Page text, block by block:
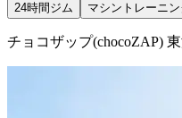
24時間ジム マシントレーニ
チョコザップ(chocoZAP)